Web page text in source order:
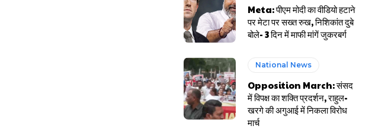
Meta: पीएम मोदी का वीडियो हटाने
पर मेटा पर सख्त रुख, निशिकांत दुबे
बोले- 3 दिन में माफी मांगें जुकरबर्ग
National News
Opposition March: संसद
में विपक्ष का शक्ति प्रदर्शन, राहुल-
खरगे की अगुआई में निकला विरोध
मार्च